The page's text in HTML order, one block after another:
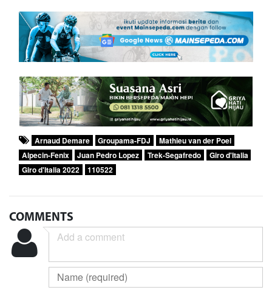
Arnaud Demare Groupama-FDJ
Mathieu van der Poel
Alpecin-Fenix
Juan Pedro Lopez Trek-Segafredo
Giro d'Italia
Giro d'Italia 2022
110522
COMMENTS